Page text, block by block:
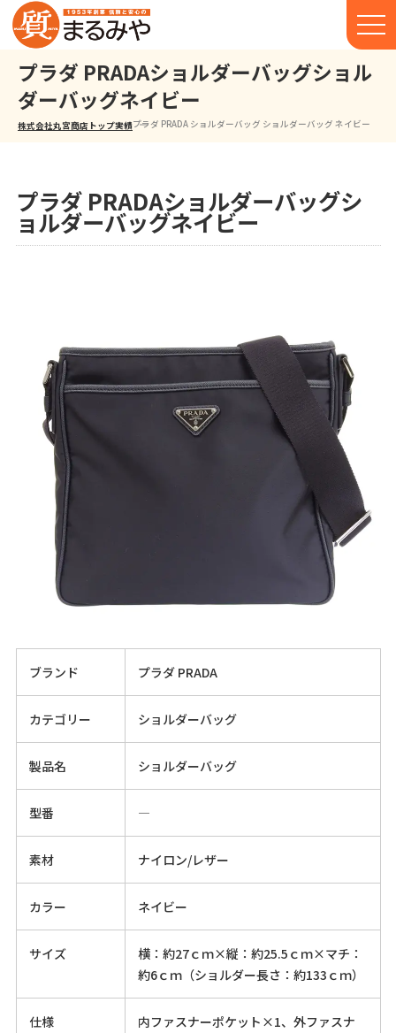
プラダ PRADAショルダーバッグショル
ダーバッグネイビー
株式会社丸宮商店トップ⁩実績プラダ PRADA ショルダーバッグ ショルダーバッグ ネイビー
プラダ PRADAショルダーバッグシ
ョルダーバッグネイビー
ブランド プラダ PRADA
カテゴリー ショルダーバッグ
製品名 ショルダーバッグ
型番 ―
素材 ナイロン/レザー
カラー ネイビー
サイズ
横：約27ｃｍ×縦：約25.5ｃｍ×マチ：
約6ｃｍ（ショルダー長さ：約133ｃｍ）
仕様
内ファスナーポケット×1、外ファスナ